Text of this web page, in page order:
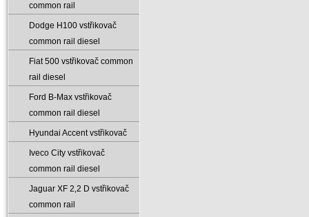
common rail
Dodge H100 vstřikovač
common rail diesel
Fiat 500 vstřikovač common
rail diesel
Ford B-Max vstřikovač
common rail diesel
Hyundai Accent vstřikovač
Iveco City vstřikovač
common rail diesel
Jaguar XF 2‚2 D vstřikovač
common rail